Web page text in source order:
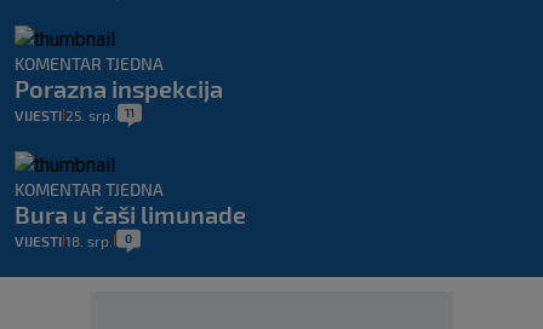
KOMENTAR TJEDNA
Porazna inspekcija
VIJESTI 25. srp. 11
KOMENTAR TJEDNA
Bura u čaši limunade
VIJESTI 18. srp. 0